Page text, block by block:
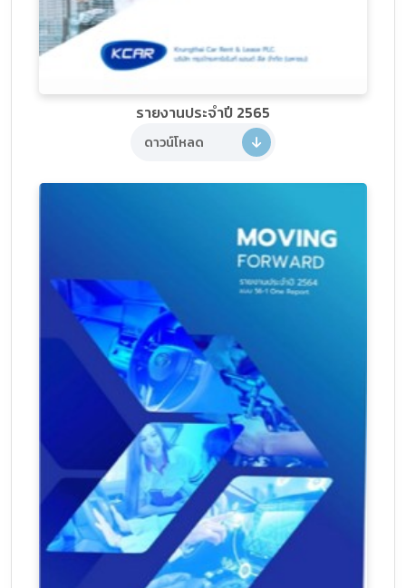
รายงานประจำปี 2565
ดาวน์โหลด